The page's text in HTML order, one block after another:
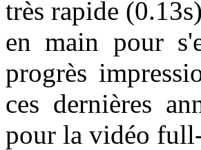
très rapide
en main pour
progrès
ces dernières
pour la vidéo